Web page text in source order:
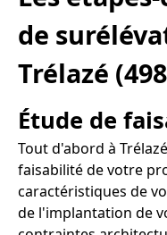
de
Trélazé
Étude de
Tout d'abord à
faisabilité de votre
caractéristiques de
de l'implantation de